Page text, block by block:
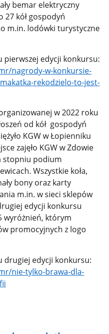
bemar elektryczny
27 kół gospodyń
m.in. lodówki turystyczne
edycji konkursu:
nagrody-w-konkursie-
rekodzielo-to-jest-
w 2022 roku
od kół gospodyń
KGW w Łopienniku
zajęło KGW w Zdowie
stopniu podium
Wszystkie koła,
bony oraz karty
m.in. w sieci sklepów
edycji konkursu
wyróżnień, którym
promocyjnych z logo
drugiej edycji konkursu:
nie-tylko-brawa-dla-